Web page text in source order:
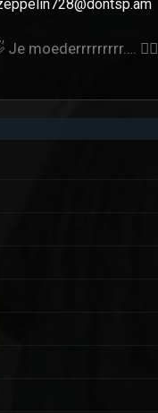
Je moederrrrrrrrr…. 🙋‍♀